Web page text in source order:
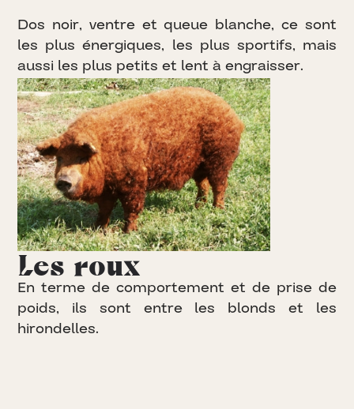
Dos noir, ventre et queue blanche, ce sont
les plus énergiques, les plus sportifs, mais
aussi les plus petits et lent à engraisser.
Les roux
En terme de comportement et de prise de
poids, ils sont entre les blonds et les
hirondelles.